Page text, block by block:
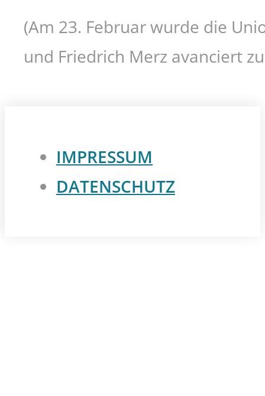
(Am 23. Februar wurde die
und Friedrich Merz avanciert
IMPRESSUM
DATENSCHUTZ